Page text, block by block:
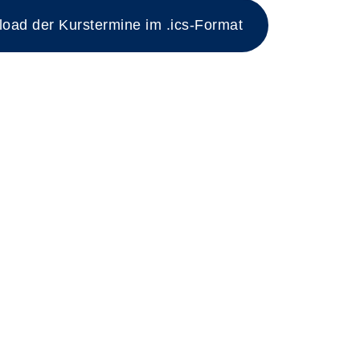
der Kurstermine im .ics-Format